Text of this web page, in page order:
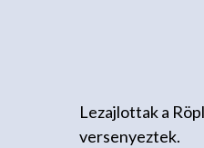
Lezajlottak a
versenyeztek.